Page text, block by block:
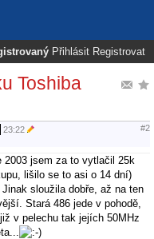
Přihlásit Registrovat
Toshiba
23:22 #2
2003 jsem za to vytlačil 25k
lišilo se to asi o 14 dní)
sloužila dobře, až na ten
Stará 486 jede v pohodě,
v pelechu tak jejích 50MHz